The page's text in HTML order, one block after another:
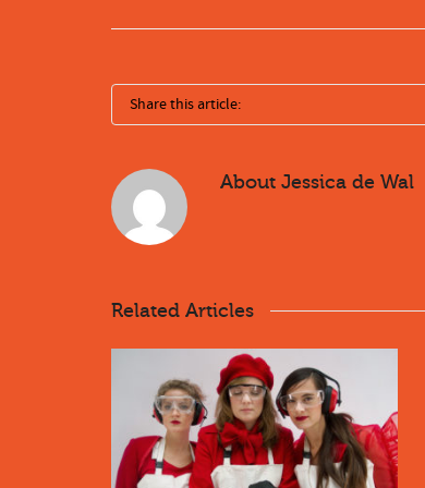
Share this article:
About Jessica de Wal
Related Articles